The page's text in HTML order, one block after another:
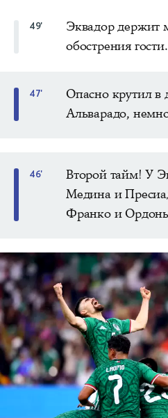
49'
Эквадор держит
обострения гости.
47'
Опасно крутил в
Альварадо,
46'
Второй тайм! У
Медина и
Франко и